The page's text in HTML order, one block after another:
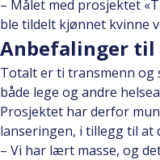
– Målet med prosjektet
ble tildelt kjønnet kvinne
Anbefalinger til
Totalt er ti transmenn og
både lege og andre
Prosjektet har derfor
lanseringen, i tillegg til at
– Vi har lært masse, og